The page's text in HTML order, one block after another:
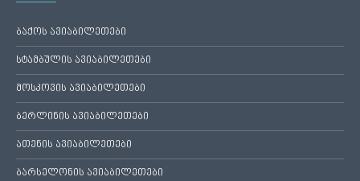
ბაქოს ავიაბილეთები
სტამბულის ავიაბილეთები
მოსკოვის ავიაბილეთები
ბერლინის ავიაბილეთები
ათენის ავიაბილეთები
ბარსელონის ავიაბილეთები